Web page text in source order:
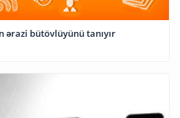
ərazi bütövlüyünü tanıyır